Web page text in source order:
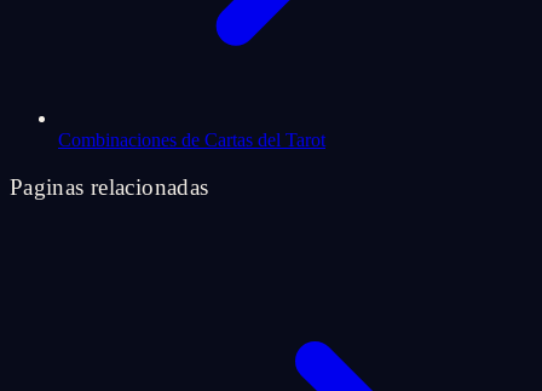
Combinaciones de Cartas del Tarot
Paginas relacionadas